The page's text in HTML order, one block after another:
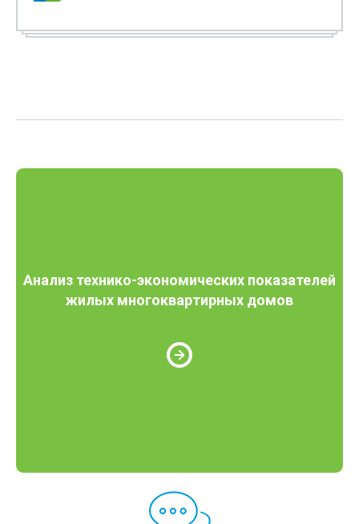
Анализ технико-экономических показателей
жилых многоквартирных домов